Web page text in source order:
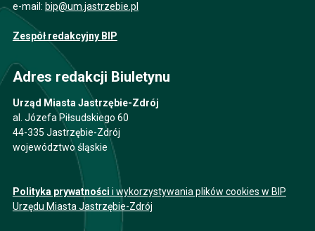
e-mail: bip@um.jastrzebie.pl
Zespół redakcyjny BIP
Adres redakcji Biuletynu
Urząd Miasta Jastrzębie-Zdrój
al. Józefa Piłsudskiego 60
44-335 Jastrzębie-Zdrój
województwo śląskie
Polityka prywatności i wykorzystywania plików cookies w BIP
Urzędu Miasta Jastrzębie-Zdrój